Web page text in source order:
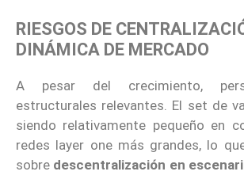
RIESGOS DE
DINÁMICA DE MERCADO
A pesar del crecimiento,
estructurales relevantes. El set de
siendo relativamente pequeño en
redes layer one más grandes, lo
sobre descentralización en